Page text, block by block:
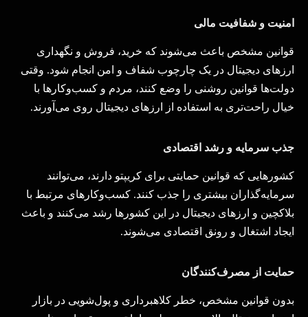
امنیت و شفافیت مالی
قوانین مشخص باعث می‌شوند که خرید، فروش و نگهداری
ارزهای دیجیتال در یک چارچوب شفاف و امن انجام شود. وقتی
دولت‌ها قوانین روشنی را
وضع کنند، مردم و کسب‌وکارها با
خیال راحت‌تری به استفاده از ارزهای دیجیتال روی می‌آورند.
جذب سرمایه و رشد اقتصادی
کشورهایی که قوانین حمایتی برای کریپتو دارند، می‌توانند
سرمایه‌گذاران بیشتری را جذب کنند. کسب‌وکارهای مرتبط با
بلاکچین و ارزهای دیجیتال در این کشورها رشد می‌کنند و باعث
ایجاد اشتغال و رونق اقتصادی می‌شوند.
حمایت از مصرف‌کنندگان
بدون قوانین مشخص، خطر کلاهبرداری و پول‌شویی در بازار